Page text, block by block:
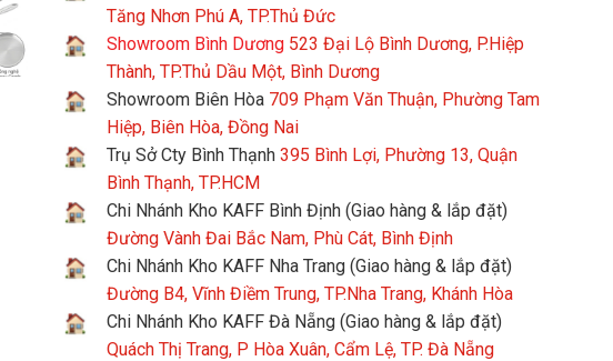
Tăng Nhơn Phú A, TP.Thủ Đức
Showroom Bình Dương 523 Đại Lộ Bình Dương, P.Hiệp
Thành, TP.Thủ Dầu Một, Bình Dương
Showroom Biên Hòa 709 Phạm Văn Thuận, Phường Tam
Hiệp, Biên Hòa, Đồng Nai
Trụ Sở Cty Bình Thạnh 395 Bình Lợi, Phường 13, Quận
Bình Thạnh, TP.HCM
Chi Nhánh Kho KAFF Bình Định (Giao hàng & lắp đặt)
Đường Vành Đai Bắc Nam, Phù Cát, Bình Định
Chi Nhánh Kho KAFF Nha Trang (Giao hàng & lắp đặt)
Đường B4, Vĩnh Điềm Trung, TP.Nha Trang, Khánh Hòa
Chi Nhánh Kho KAFF Đà Nẵng (Giao hàng & lắp đặt)
Quách Thị Trang, P Hòa Xuân, Cẩm Lệ, TP. Đà Nẵng